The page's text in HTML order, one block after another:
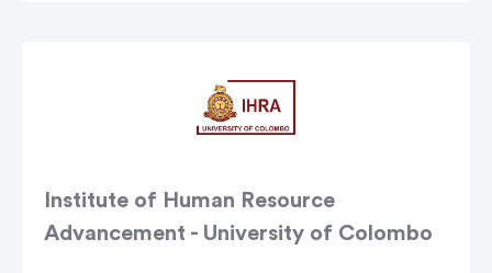
Institute of Human Resource
Advancement - University of Colombo